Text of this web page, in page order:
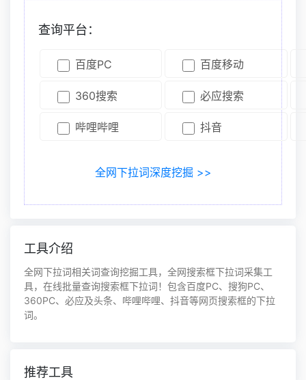
查询平台：
百度PC 百度移动
360搜索 必应搜索
哔哩哔哩 抖音
全网下拉词深度挖掘 >>
工具介绍
全网下拉词相关词查询挖掘工具，全网搜索框下拉词采集工
具，在线批量查询搜索框下拉词！包含百度PC、搜狗PC、
360PC、必应及头条、哔哩哔哩、抖音等网页搜索框的下拉
词。
推荐工具